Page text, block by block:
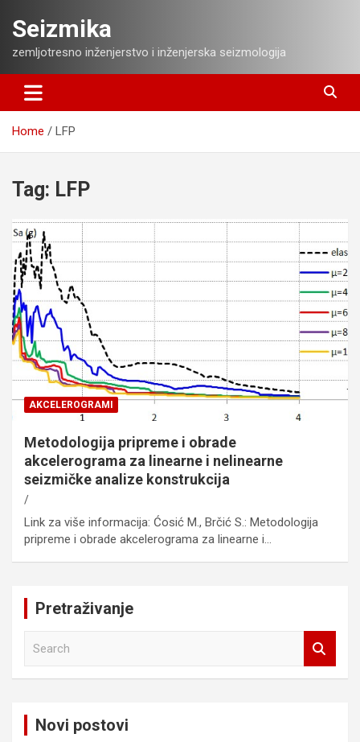
content
Seizmika
zemljotresno inženjerstvo i inženjerska seizmologija
Home LFP
Tag: LFP
AKCELEROGRAMI
Metodologija pripreme i obrade
akcelerograma za linearne i nelinearne
seizmičke analize konstrukcija
Link za više informacija: Ćosić M., Brčić S.: Metodologija
pripreme i obrade akcelerograma za linearne i…
Pretraživanje
Novi postovi